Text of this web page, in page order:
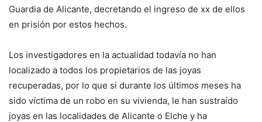
Guardia de Alicante, decretando el ingreso de xx de ellos
en prisión por estos hechos.
Los investigadores en la actualidad todavía no han
localizado a todos los propietarios de las joyas
recuperadas, por lo que si durante los últimos meses ha
sido víctima de un robo en su vivienda, le han sustraído
joyas en las localidades de Alicante o Elche y ha